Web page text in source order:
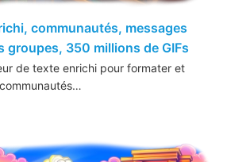
communautés, messages
groupes, 350 millions de GIFs
de texte enrichi pour formater et